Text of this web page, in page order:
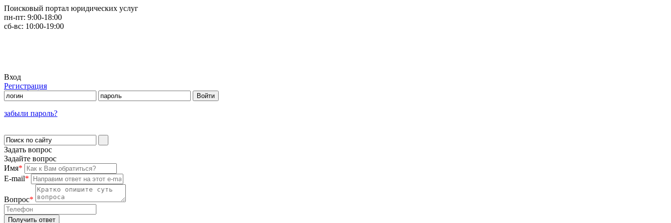
Поисковый портал юридических услуг
пн-пт: 9:00-18:00
сб-вс: 10:00-19:00
Вход
Регистрация
забыли пароль?
Задать вопрос
Задайте вопрос
Имя*
E-mail*
Вопрос*